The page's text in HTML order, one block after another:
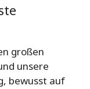
großen
unsere
bewusst auf